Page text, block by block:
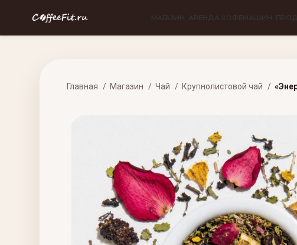
МАГАЗИН АРЕНДА КОФЕМАШИН
Главная Магазин Чай Крупнолистовой чай